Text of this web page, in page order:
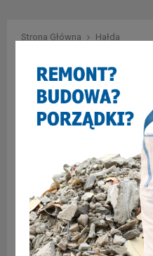
Strona Główna Hałda
Tag : Hałda